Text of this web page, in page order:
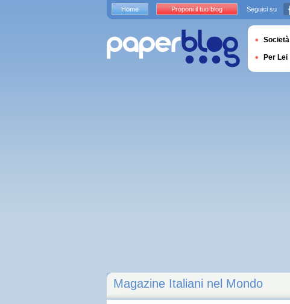
Magazine Italiani nel Mondo
Home Proponi il tuo blog Seguici su
Società
Per Lei